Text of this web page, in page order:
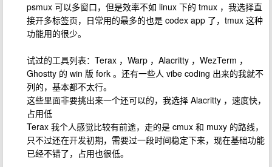
psmux 可以多窗口，但是效率不如 linux 下的 tmux ，我选择直
接开多标签页，日常用的最多的也是 codex app 了，tmux 这种
功能用的很少。
试过的工具列表：Terax ，Warp ，Alacritty ，WezTerm ，
Ghostty 的 win 版 fork 。还有一些人 vibe coding 出来的我就不
列的，基本都不太行。
这些里面非要挑出来一个还可以的，我选择 Alacritty ，速度快，
占用低
Terax 我个人感觉比较有前途，走的是 cmux 和 muxy 的路线，
只不过还在开发初期，需要过一段时间稳定下来，现在基础功能
已经不错了，占用也很低。